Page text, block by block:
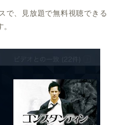
で、見放題で無料視聴できる